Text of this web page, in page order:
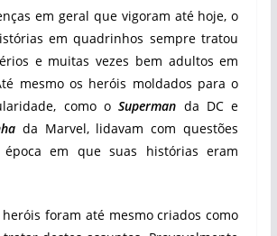
em geral que vigoram até hoje, o
em quadrinhos sempre tratou
e muitas vezes bem adultos em
mesmo os heróis moldados para o
como oSuperman da DC e
da Marvel, lidavam com questões
época em que suas histórias eram
foram até mesmo criados como